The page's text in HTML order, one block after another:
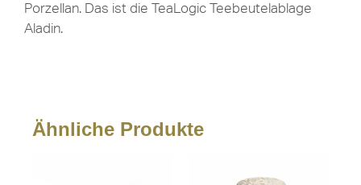
Porzellan. Das ist die TeaLogic Teebeutelablage
Aladin.
Ähnliche Produkte